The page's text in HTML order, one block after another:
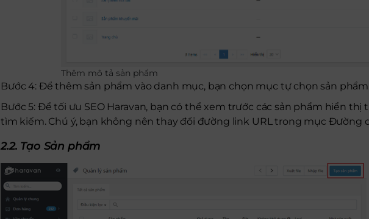
Thêm mô tả sản phẩm
Bước 4: Để thêm sản phẩm vào danh mục, bạn chọn mục tự chọn sản
Bước 5: Để tối ưu SEO Haravan, bạn có thể xem trước các sản phẩm hiển
tìm kiếm. Chú ý, bạn không nên thay đổi đường link URL trong mục Đường
2.2. Tạo Sản phẩm